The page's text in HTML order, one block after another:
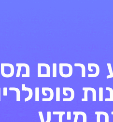
נגישות
פרסום